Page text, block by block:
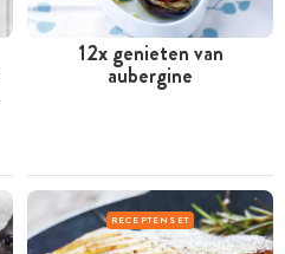
12x genieten van
aubergine
RECEPTENSET